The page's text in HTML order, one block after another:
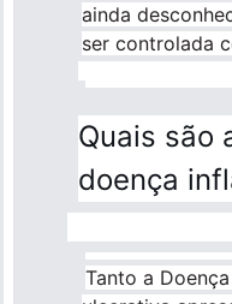
ainda
ser controlada
Quais são
doença
Tanto a